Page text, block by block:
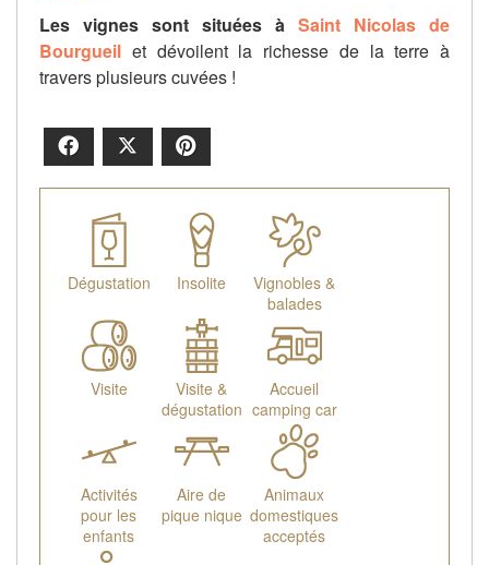
Les vignes sont situées à Saint Nicolas de
Bourgueil et dévoilent la richesse de la terre à
travers plusieurs cuvées !
Facebook
Dégustation Insolite
Vignobles &
balades
Visite
Visite &
dégustation
Accueil
camping car
Activités
pour les
enfants
Aire de
pique nique
Animaux
domestiques
acceptés